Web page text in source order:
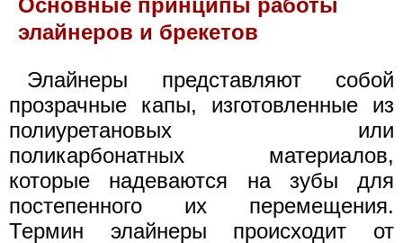
Основные принципы работы
элайнеров и брекетов
Элайнеры представляют собой
прозрачные капы, изготовленные из
полиуретановых или
поликарбонатных материалов,
которые надеваются на зубы для
постепенного их перемещения.
Термин элайнеры происходит от